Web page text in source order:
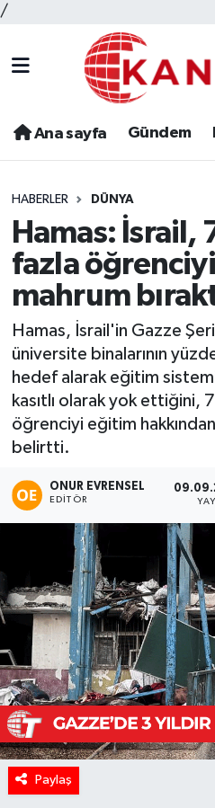
/
Ana sayfa Gündem
HABERLER DÜNYA
Hamas: İsrail,
fazla
mahrum
Hamas, İsrail'in Gazze
üniversite binalarının
hedef alarak eğitim
kasıtlı olarak yok ettiğini,
öğrenciyi eğitim hakkından
belirtti.
ONUR EVRENSEL
EDITÖR
Paylaş